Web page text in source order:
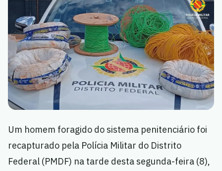
Um homem foragido do sistema penitenciário foi
recapturado pela Polícia Militar do Distrito
Federal (PMDF) na tarde desta segunda-feira (8),